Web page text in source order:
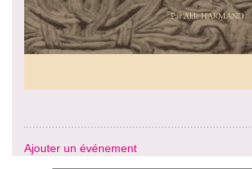
Ajouter un événement